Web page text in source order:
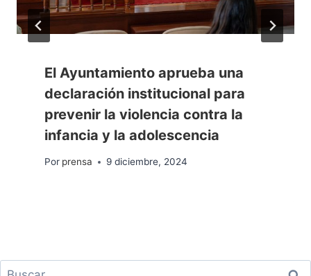
El Ayuntamiento aprueba una
declaración institucional para
prevenir la violencia contra la
infancia y la adolescencia
Por prensa 9 diciembre, 2024
Buscar: